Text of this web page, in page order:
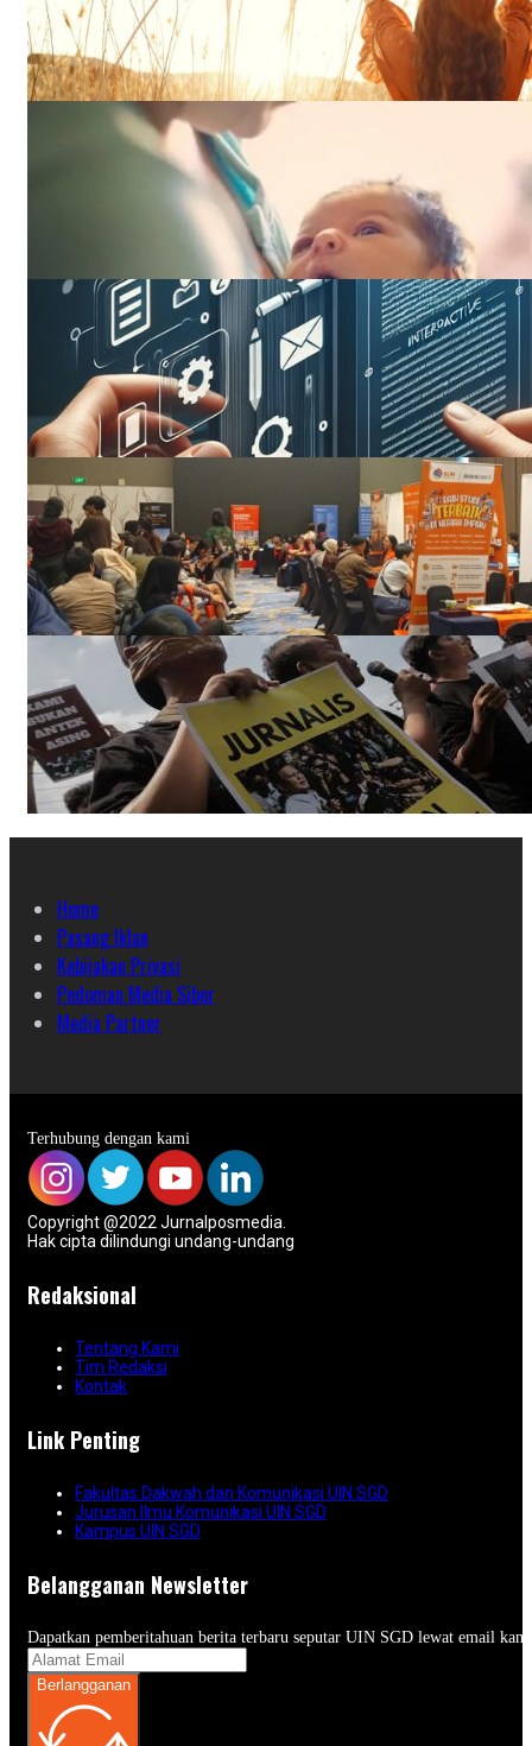
Home
Pasang Iklan
Kebijakan Privasi
Pedoman Media Siber
Media Partner
Terhubung dengan kami
Copyright @2022 Jurnalposmedia.
Hak cipta dilindungi undang-undang
Redaksional
Tentang Kami
Tim Redaksi
Kontak
Link Penting
Fakultas Dakwah dan Komunikasi UIN SGD
Jurusan Ilmu Komunikasi UIN SGD
Kampus UIN SGD
Belangganan Newsletter
Dapatkan pemberitahuan berita terbaru seputar UIN SGD lewat email
Berlangganan